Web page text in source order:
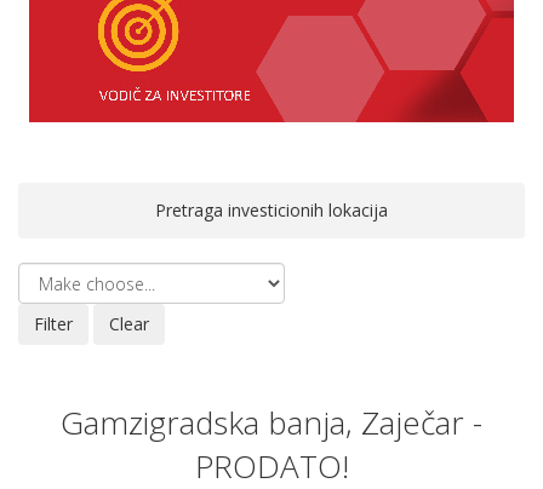
Pretraga investicionih lokacija
Gamzigradska banja, Zaječar -
PRODATO!